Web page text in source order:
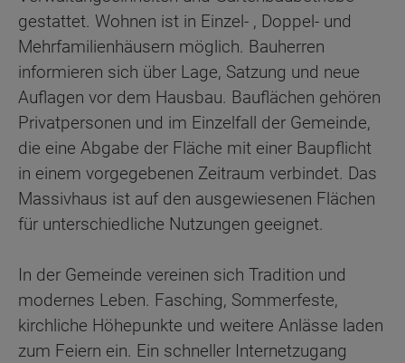
gestattet. Wohnen ist in Einzel- , Doppel- und
Mehrfamilienhäusern möglich. Bauherren
informieren sich über Lage, Satzung und neue
Auflagen vor dem Hausbau. Bauflächen gehören
Privatpersonen und im Einzelfall der Gemeinde,
die eine Abgabe der Fläche mit einer Baupflicht
in einem vorgegebenen Zeitraum verbindet. Das
Massivhaus ist auf den ausgewiesenen Flächen
für unterschiedliche Nutzungen geeignet.
In der Gemeinde vereinen sich Tradition und
modernes Leben. Fasching, Sommerfeste,
kirchliche Höhepunkte und weitere Anlässe laden
zum Feiern ein. Ein schneller Internetzugang